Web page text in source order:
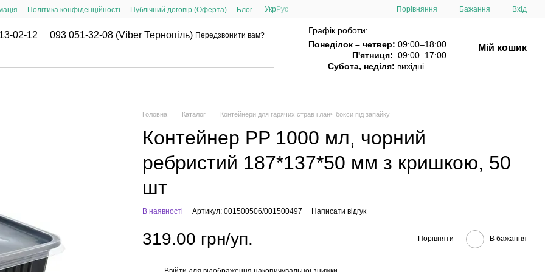
Політика конфіденційності Публічний договір (Оферта) Блог УкрРус Порівняння Бажання Вхід
02-12 093 051-32-08 (Viber Тернопіль) Передзвонити вам?
Графік роботи:
Понеділок – четвер: 09:00–18:00
П'ятниця: 09:00–17:00
Субота, неділя: вихідні
Мій кошик
Головна Каталог Контейнери для гарячих страв і ланч бокси під запайку
Контейнер PP 1000 мл, чорний
ребристий 187*137*50 мм з кришкою, 50
шт
В наявності Артикул: 001500506/001500497 Написати відгук
319.00 грн/уп. Порівняти В бажання